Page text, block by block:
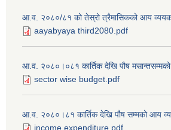
आ.व. २०८०/८१ को तेस्रो त्रैमासिकको आय
aayabyaya third2080.pdf
आ.व. २०८०।०८१ कार्तिक देखि पौष मसान्तसम्मको
sector wise budget.pdf
आ.व. २०८०।८१ कार्तिक देखि पौष सम्मको आय
income expenditure.pdf